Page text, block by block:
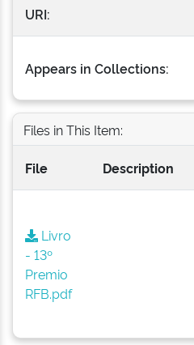
URI:
Appears in Collections:
Files in This Item:
File Description
Livro
- 13º
Premio
RFB.pdf